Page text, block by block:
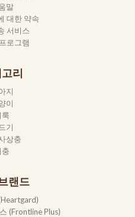
말
대한 약속
서비스
로그램
리
지
이
룩
기
상충
충
랜드
(Frontline Plus)